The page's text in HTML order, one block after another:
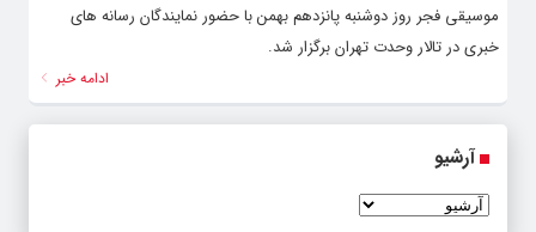
موسیقی فجر روز دوشنبه پانزدهم بهمن با حضور نمایندگان رسانه های
خبری در تالار وحدت تهران برگزار شد.
ادامه خبر
آرشیو